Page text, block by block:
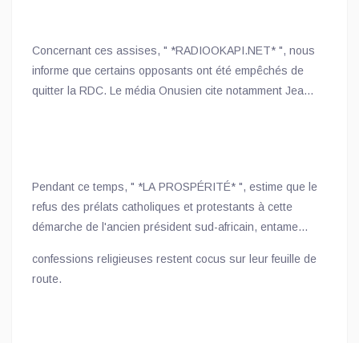
Concernant ces assises, " *RADIOOKAPI.NET* ", nous
informe que certains opposants ont été empêchés de
quitter la RDC. Le média Onusien cite notamment Jean-
Pendant ce temps, " *LA PROSPÉRITÉ* ", estime que le
refus des prélats catholiques et protestants à cette
démarche de l'ancien président sud-africain, entame
confessions religieuses restent cocus sur leur feuille de
route.